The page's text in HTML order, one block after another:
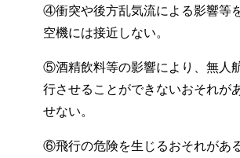
④衝突や後方乱気流による影響等
空機には接近しない。
⑤酒精飲料等の影響により、無人
行させることができないおそれが
せない。
⑥飛行の危険を生じるおそれがあ